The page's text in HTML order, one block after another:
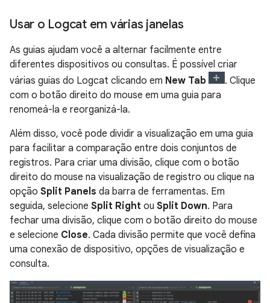
Usar o Logcat em várias janelas
As guias ajudam você a alternar facilmente entre
diferentes dispositivos ou consultas. É possível criar
várias guias do Logcat clicando em New Tab
. Clique
com o botão direito do mouse em uma guia para
renomeá-la e reorganizá-la.
Além disso, você pode dividir a visualização em uma guia
para facilitar a comparação entre dois conjuntos de
registros. Para criar uma divisão, clique com o botão
direito do mouse na visualização de registro ou clique na
opção Split Panels da barra de ferramentas. Em
seguida, selecione Split Right ou Split Down. Para
fechar uma divisão, clique com o botão direito do mouse
e selecione Close. Cada divisão permite que você defina
uma conexão de dispositivo, opções de visualização e
consulta.